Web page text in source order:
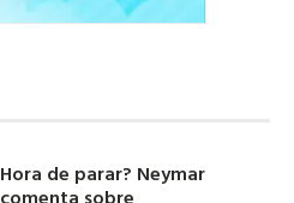
Hora de parar? Neymar
comenta sobre